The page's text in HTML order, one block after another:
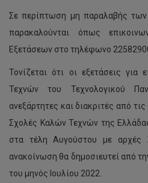
Σε περίπτωση μη παραλαβής
παρακαλούνται όπως
Εξετάσεων στο τηλέφωνο
Τονίζεται ότι οι εξετάσεις
Τεχνών του Τεχνολογικού
ανεξάρτητες και διακριτές από
Σχολές Καλών Τεχνών της
στα τέλη Αυγούστου με αρχές
ανακοίνωση θα δημοσιευτεί από
του μηνός Ιουλίου 2022.